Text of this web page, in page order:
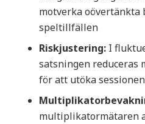
motverka
speltillfällen
Riskjustering: I
satsningen reduceras
för att utöka sessionen
multiplikatormätaren